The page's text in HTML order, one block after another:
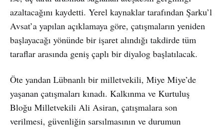
azaltacağını kaydetti. Yerel kaynaklar tarafından Şarku’l
Avsat’a yapılan açıklamaya göre, çatışmaların yeniden
başlayacağı yönünde bir işaret alındığı takdirde tüm
taraflar arasında geniş çaplı bir diyalog başlatılacak.
Öte yandan Lübnanlı bir milletvekili, Miye Miye’de
yaşanan çatışmaları kınadı. Kalkınma ve Kurtuluş
Bloğu Milletvekili Ali Asiran, çatışmalara son
verilmesi, güvenliğin sarsılmasının ve durumun